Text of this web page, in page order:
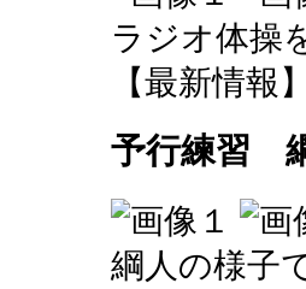
ラジオ体操
【最新情報
予行練習
綱人の様子